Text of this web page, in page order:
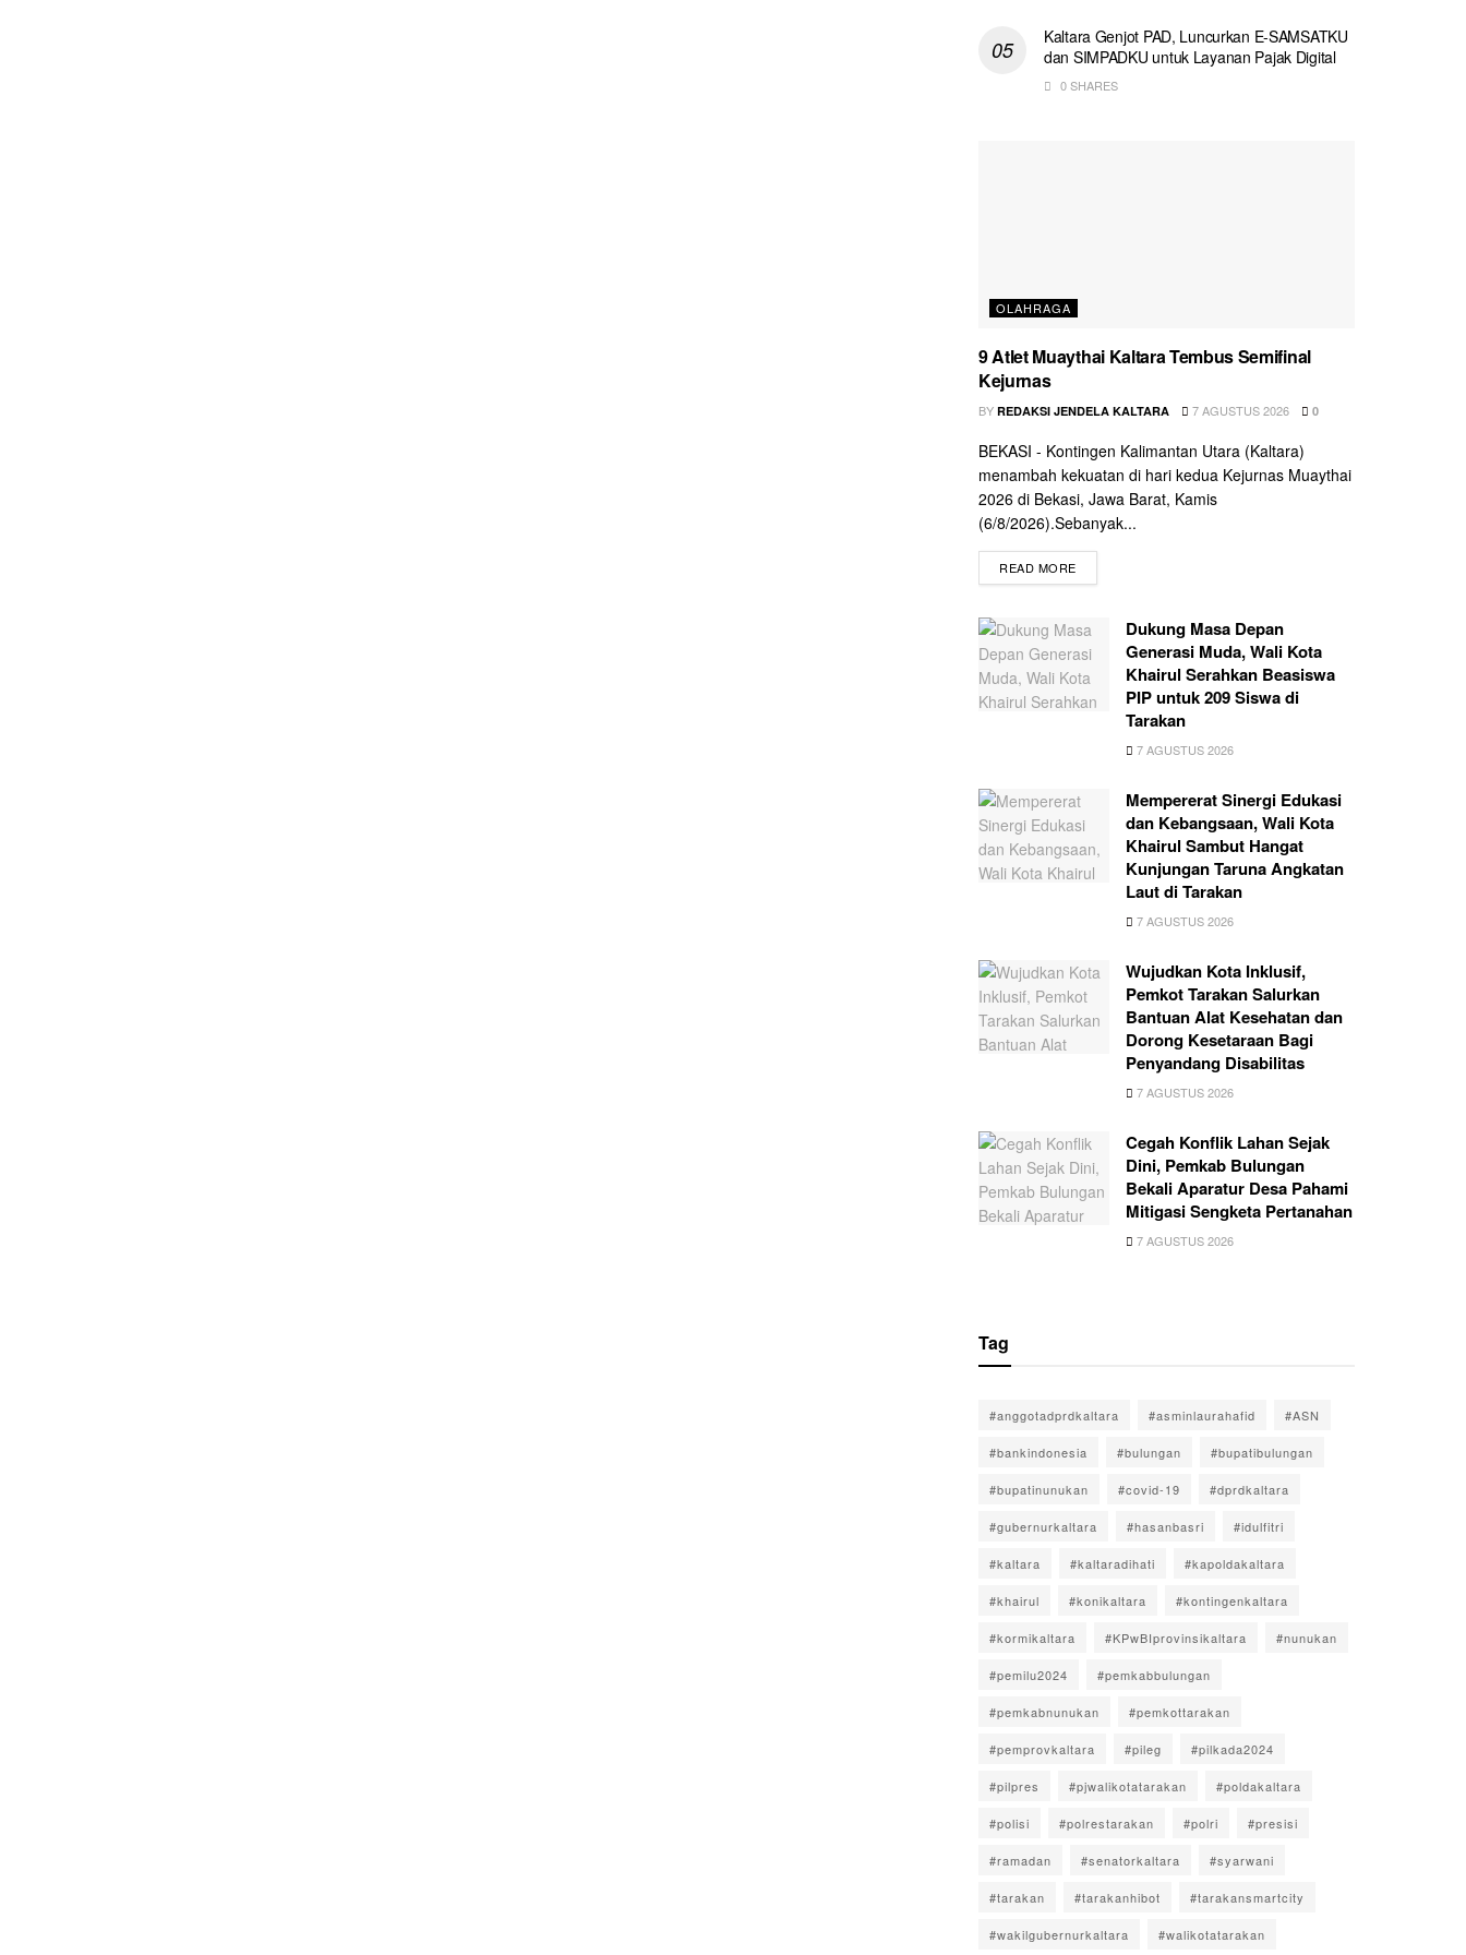
Kaltara Genjot PAD, Luncurkan E-SAMSATKU
dan SIMPADKU untuk Layanan Pajak Digital
0 SHARES
OLAHRAGA
9 Atlet Muaythai Kaltara Tembus Semifinal
Kejurnas
BY REDAKSI JENDELA KALTARA 7 AGUSTUS 2026 0
BEKASI - Kontingen Kalimantan Utara (Kaltara)
menambah kekuatan di hari kedua Kejurnas Muaythai
2026 di Bekasi, Jawa Barat, Kamis
(6/8/2026).Sebanyak...
READ MORE
Dukung Masa Depan
Generasi Muda, Wali Kota
Khairul Serahkan Beasiswa
PIP untuk 209 Siswa di
Tarakan
7 AGUSTUS 2026
Mempererat Sinergi Edukasi
dan Kebangsaan, Wali Kota
Khairul Sambut Hangat
Kunjungan Taruna Angkatan
Laut di Tarakan
7 AGUSTUS 2026
Wujudkan Kota Inklusif,
Pemkot Tarakan Salurkan
Bantuan Alat Kesehatan dan
Dorong Kesetaraan Bagi
Penyandang Disabilitas
7 AGUSTUS 2026
Cegah Konflik Lahan Sejak
Dini, Pemkab Bulungan
Bekali Aparatur Desa Pahami
Mitigasi Sengketa Pertanahan
7 AGUSTUS 2026
Tag
#anggotadprdkaltara #asminlaurahafid #ASN
#bankindonesia #bulungan #bupatibulungan
#bupatinunukan #covid-19 #dprdkaltara
#gubernurkaltara #hasanbasri #idulfitri
#kaltara #kaltaradihati #kapoldakaltara
#khairul #konikaltara #kontingenkaltara
#kormikaltara #KPwBIprovinsikaltara #nunukan
#pemilu2024 #pemkabbulungan
#pemkabnunukan #pemkottarakan
#pemprovkaltara #pileg #pilkada2024
#pilpres #pjwalikotatarakan #poldakaltara
#polisi #polrestarakan #polri #presisi
#ramadan #senatorkaltara #syarwani
#tarakan #tarakanhibot #tarakansmartcity
#wakilgubernurkaltara #walikotatarakan